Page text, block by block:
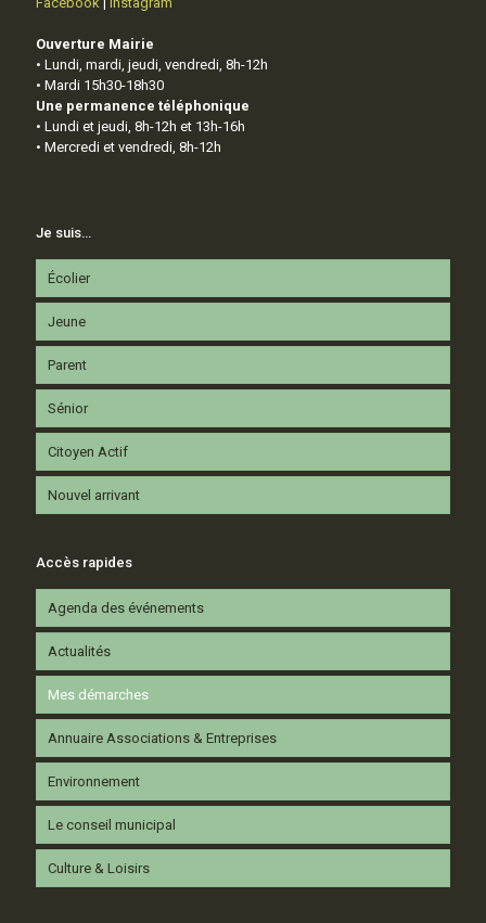
Ouverture Mairie
• Lundi, mardi, jeudi, vendredi, 8h-12h
• Mardi 15h30-18h30
Une permanence téléphonique
• Lundi et jeudi, 8h-12h et 13h-16h
• Mercredi et vendredi, 8h-12h
Je suis…
Écolier
Jeune
Parent
Sénior
Citoyen Actif
Nouvel arrivant
Accès rapides
Agenda des événements
Actualités
Mes démarches
Annuaire Associations & Entreprises
Environnement
Le conseil municipal
Culture & Loisirs